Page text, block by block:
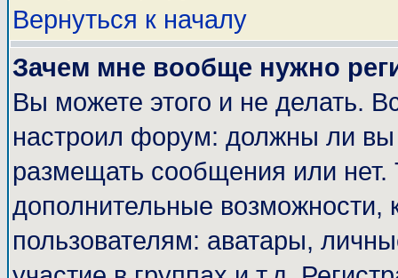
Вернуться к началу
Зачем мне вообще нужно
Вы можете этого и не делать.
настроил форум: должны ли вы
размещать сообщения или
дополнительные
пользователям: аватары,